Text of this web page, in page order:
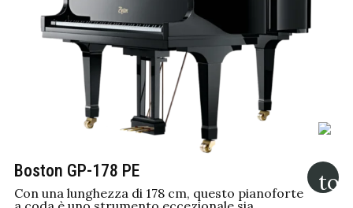
Boston GP-178 PE
Con una lunghezza di 178 cm, questo pianoforte